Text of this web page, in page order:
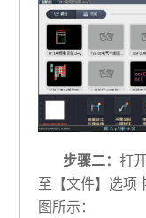
步骤二：打
至【文件】选项
图所示：